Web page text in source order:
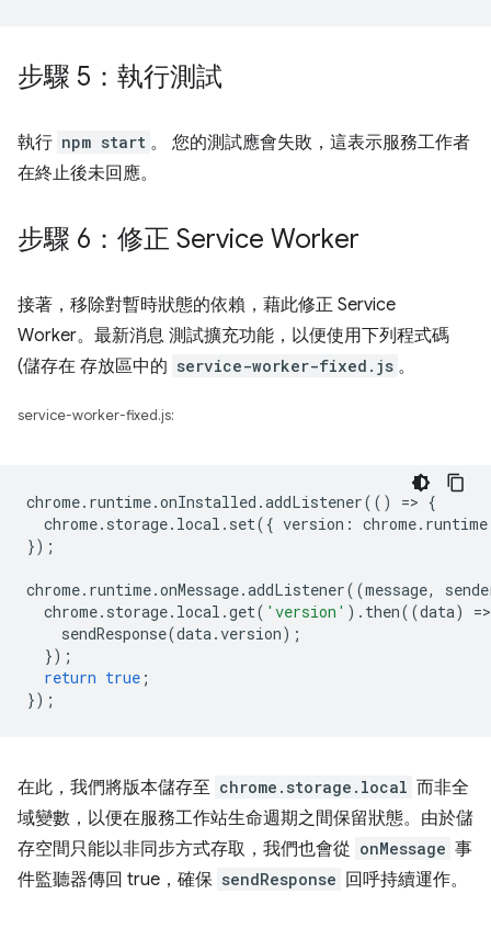
步驟 5：執行測試
執行 npm start 。 您的測試應會失敗，這表示服務工作者
在終止後未回應。
步驟 6：修正 Service Worker
接著，移除對暫時狀態的依賴，藉此修正 Service
Worker。最新消息 測試擴充功能，以便使用下列程式碼
(儲存在 存放區中的 service-worker-fixed.js 。
service-worker-fixed.js:
chrome. runtime.onInstalled .addListener(() => {
chrome. storage. local . set({ version : chrome. runtime
});
chrome. runtime.onMessage.addListener((message,
chrome. storage. local .get( 'version' ). then((data) =>
sendResponse(data.version);
});
return true ;
});
在此，我們將版本儲存至 chrome.storage.local 而非全
域變數，以便在服務工作站生命週期之間保留狀態。由於儲
存空間只能以非同步方式存取，我們也會從 onMessage 事
件監聽器傳回 true，確保 sendResponse 回呼持續運作。